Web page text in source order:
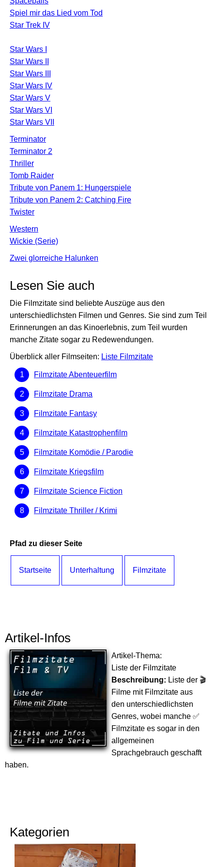
Spiel mir das Lied vom Tod
Star Trek IV
Star Wars I
Star Wars II
Star Wars III
Star Wars IV
Star Wars V
Star Wars VI
Star Wars VII
Terminator
Terminator 2
Thriller
Tomb Raider
Tribute von Panem 1: Hungerspiele
Tribute von Panem 2: Catching Fire
Twister
Western
Wickie (Serie)
Zwei glorreiche Halunken
Lesen Sie auch
Die Filmzitate sind beliebte Auszüge aus den
unterschiedlichsten Filmen und Genres. Sie sind zum Teil
Erinnerungen an das Kinoerlebnis, zum Teil wurden
manche Zitate sogar zu Redewendungen.
Überblick aller Filmseiten: Liste Filmzitate
Filmzitate Abenteuerfilm
Filmzitate Drama
Filmzitate Fantasy
Filmzitate Katastrophenfilm
Filmzitate Komödie / Parodie
Filmzitate Kriegsfilm
Filmzitate Science Fiction
Filmzitate Thriller / Krimi
Pfad zu dieser Seite
Startseite Unterhaltung Filmzitate
Artikel-Infos
Artikel-Thema:
Liste der Filmzitate
Beschreibung: Liste der 🎬
Filme mit Filmzitate aus
den unterschiedlichsten
Genres, wobei manche ✅
Filmzitate es sogar in den
allgemeinen
Sprachgebrauch geschafft
haben.
Kategorien